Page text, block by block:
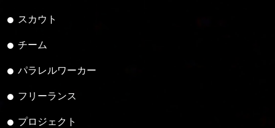
スカウト
チーム
パラレルワーカー
フリーランス
プロジェクト